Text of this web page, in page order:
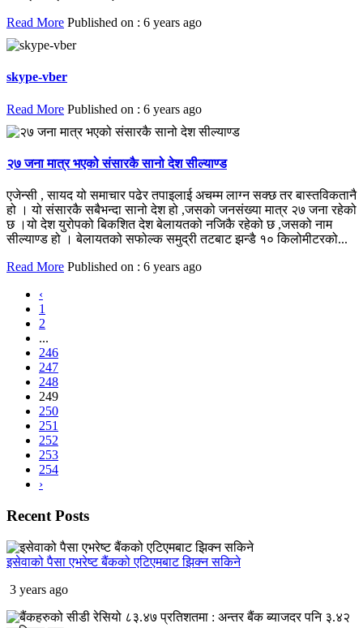
Read More Published on : 6 years ago
skype-vber
Read More Published on : 6 years ago
२७ जना मात्र भएको संसारकै सानो देश सील्याण्ड
एजेन्सी , सायद यो समाचार पढेर तपाइलाई अचम्म लाग्न सक्छ तर बास्तविकतानै
हो । यो संसारकै सबैभन्दा सानो देश हो ,जसको जनसंख्‍या मात्र २७ जना रहेको
छ ।यो देश युरोपको बिकशित देश बेलायतको नजिकै रहेको छ ,जसको नाम
सील्याण्ड हो । बेलायतको सफोल्क समुद्री तटबाट झन्डै १० किलोमीटरको...
Read More Published on : 6 years ago
‹
1
2
...
246
247
248
249
250
251
252
253
254
›
Recent Posts
इसेवाको पैसा एभरेष्ट बैंकको एटिएमबाट झिक्न सकिने
3 years ago